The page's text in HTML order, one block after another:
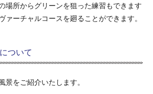
場所からグリーンを狙った練習もできます
ァーチャルコースを廻ることができます。
ついて
景をご紹介いたします。